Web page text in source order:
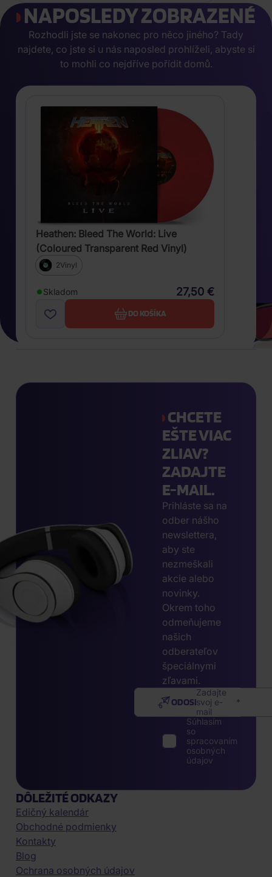
NAPOSLEDY ZOBRAZENÉ
Rozhodli jste se nakonec pro něco jiného? Tady
najdete, co jste si u nás naposled prohlíželi, abyste si
to mohli co nejdříve pořídit domů.
Heathen: Bleed The World: Live
(Coloured Transparent Red Vinyl)
2Vinyl
Skladom 27,50 €
DO KOŠÍKA
CHCETE
EŠTE VIAC
ZLIAV?
ZADAJTE
E-MAIL.
Prihláste sa na
odber nášho
newslettera,
aby ste
nezmeškali
akcie alebo
novinky.
Okrem toho
odmeňujeme
našich
odberateľov
špeciálnymi
zľavami.
Zadajte
svoj e-
mail
ODOSLAŤ
Súhlasím
so
spracovaním
osobných
údajov
DÔLEŽITÉ ODKAZY
Edičný kalendár
Obchodné podmienky
Kontakty
Blog
Ochrana osobných údajov